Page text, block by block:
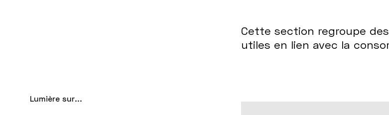
Lumière sur...
Cette section regroupe
utiles en lien avec la